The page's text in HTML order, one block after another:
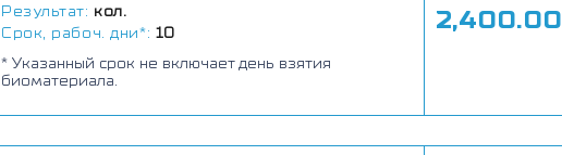
Результат: кол.
Срок, рабоч. дни*: 10
* Указанный срок не включает день взятия
биоматериала.
2,400.00